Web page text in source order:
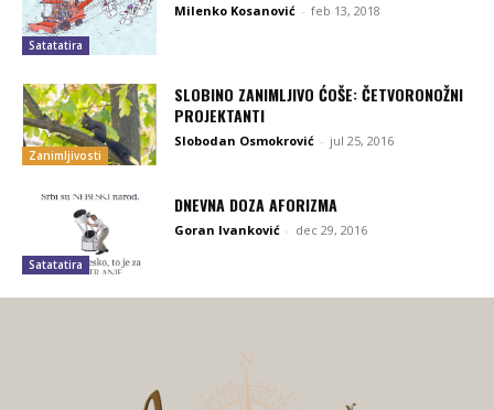
Satatatira
Milenko Kosanović - feb 13, 2018
Zanimljivosti
SLOBINO ZANIMLJIVO ĆOŠE: ČETVORONOŽNI
PROJEKTANTI
Slobodan Osmokrović - jul 25, 2016
Satatatira
DNEVNA DOZA AFORIZMA
Goran Ivanković - dec 29, 2016